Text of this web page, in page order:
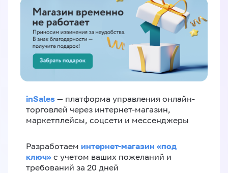
inSales — платформа управления онлайн-
торговлей через интернет-магазин,
маркетплейсы, соцсети и мессенджеры
Разработаем интернет-магазин «‎под
ключ»‎ с учетом ваших пожеланий и
требований за 20 дней